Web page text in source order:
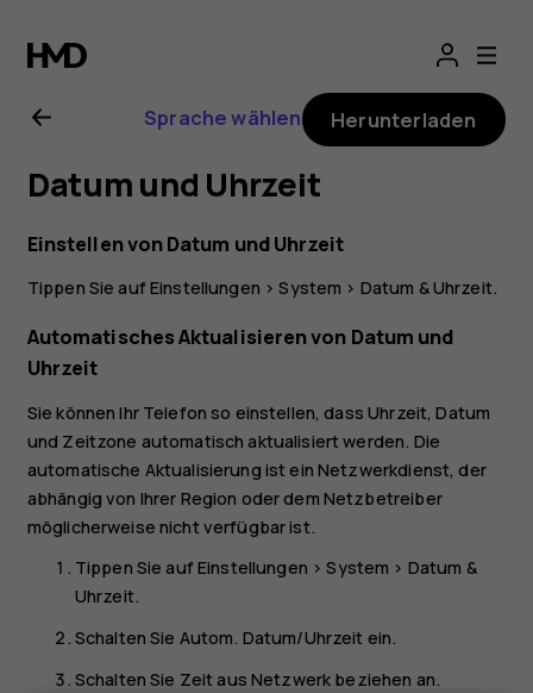
Nokia
5.3 Sprache wählen Herunterladen
Datum und Uhrzeit
Einstellen von Datum und Uhrzeit
Tippen Sie aufEinstellungen >System > Datum & Uhrzeit.
Automatisches Aktualisieren von Datum und
Uhrzeit
Sie können Ihr Telefon so einstellen, dass Uhrzeit, Datum
und Zeitzone automatisch aktualisiert werden. Die
automatische Aktualisierung ist ein Netzwerkdienst, der
abhängig von Ihrer Region oder dem Netzbetreiber
möglicherweise nicht verfügbar ist.
Tippen Sie aufEinstellungen >System > Datum &
Uhrzeit.
Schalten Sie Autom. Datum/Uhrzeit ein.
Schalten Sie Zeit aus Netzwerk beziehen an.